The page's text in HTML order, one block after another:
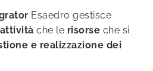
Esaedro gestisce
attivitàche le risorse che si
e realizzazione dei